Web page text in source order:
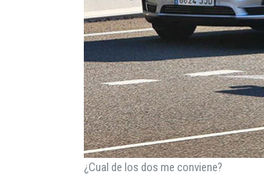
¿Cual de los dos me conviene?